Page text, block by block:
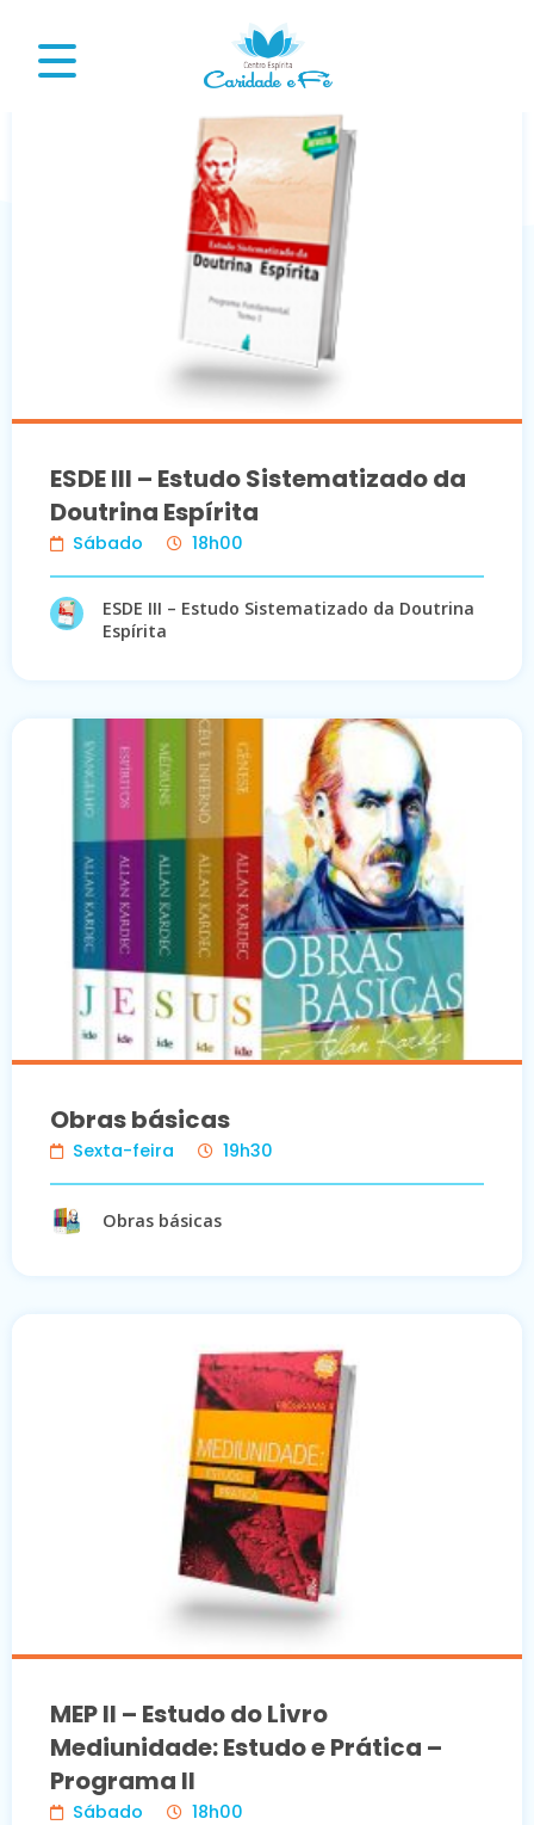
ESDE III – Estudo Sistematizado da
Doutrina Espírita
Sábado 18h00
ESDE III – Estudo Sistematizado da Doutrina
Espírita
Obras básicas
Sexta-feira 19h30
Obras básicas
MEP II – Estudo do Livro
Mediunidade: Estudo e Prática –
Programa II
Sábado 18h00